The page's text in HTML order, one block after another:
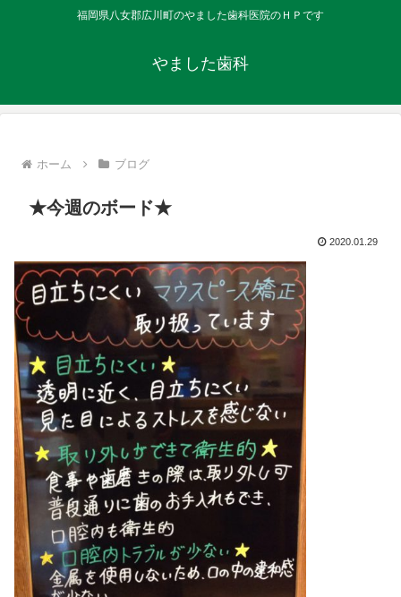
福岡県八女郡広川町のやました歯科医院のＨＰです
やました歯科
ホーム ブログ
★今週のボード★
2020.01.29